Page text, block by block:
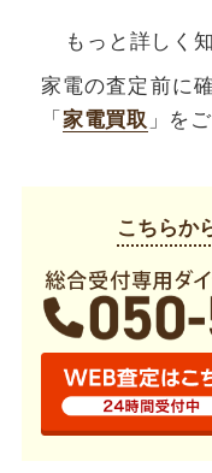
もっと詳しく
家電の査定前に
「 家電買取 」を
こちらか